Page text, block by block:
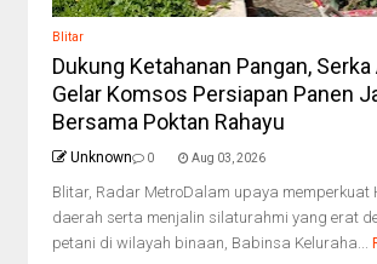
Blitar
Dukung Ketahanan Pangan,
Gelar Komsos Persiapan Panen
Bersama Poktan Rahayu
Unknown 0 Aug 03, 2026
Blitar, Radar MetroDalam upaya memperkuat
daerah serta menjalin silaturahmi yang erat
petani di wilayah binaan, Babinsa Keluraha...